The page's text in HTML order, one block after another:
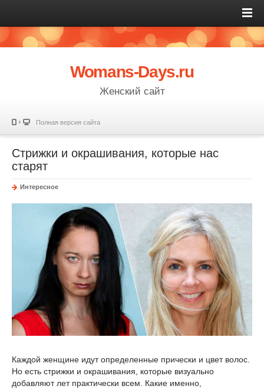
Womans-Days.ru
Женский сайт
Полная версия сайта
Cтрижки и окрашивания, которые нас
старят
Интересное
Каждой женщине идут определенные прически и цвет волос.
Но есть стрижки и окрашивания, которые визуально
добавляют лет практически всем. Какие именно,